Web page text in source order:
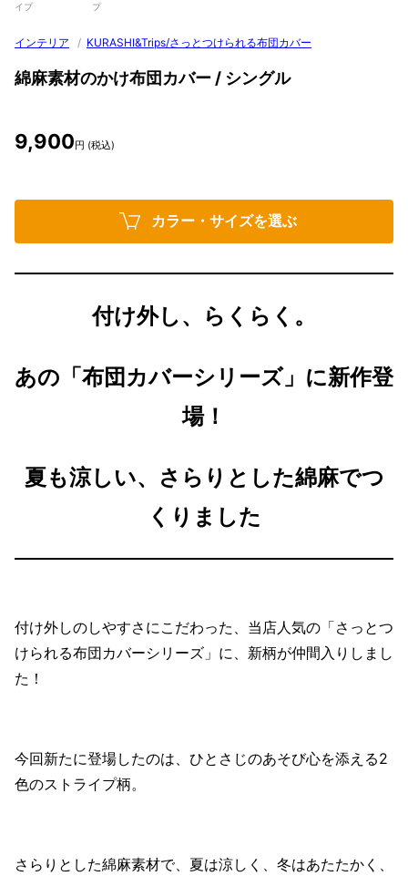
イプ
プ
インテリア / KURASHI&Trips/さっとつけられる布団カバー
綿麻素材のかけ布団カバー / シングル
9,900円 (税込)
カラー・サイズを選ぶ
付け外し、らくらく。
あの「布団カバーシリーズ」に新作登
場！
夏も涼しい、さらりとした綿麻でつ
くりました
付け外しのしやすさにこだわった、当店人気の「さっとつ
けられる布団カバーシリーズ」に、新柄が仲間入りしまし
た！
今回新たに登場したのは、ひとさじのあそび心を添える2
色のストライプ柄。
さらりとした綿麻素材で、夏は涼しく、冬はあたたかく、